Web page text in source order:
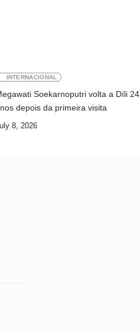
INTERNACIONAL
Soekarnoputri volta a Díli 24
depois da primeira visita
8, 2026